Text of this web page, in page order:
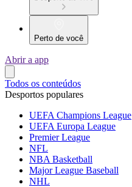
Perto de você
Abrir a app
Todos os conteúdos
Desportos populares
UEFA Champions League
UEFA Europa League
Premier League
NFL
NBA Basketball
Major League Baseball
NHL